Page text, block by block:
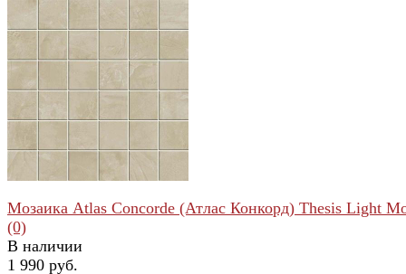
избранное сравнить
Мозаика Atlas Concorde (Атлас Конкорд) Thesis Light
(0)
В наличии
1 990 руб.